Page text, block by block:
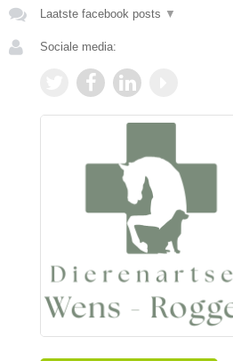
Laatste facebook posts ▼
Sociale media: